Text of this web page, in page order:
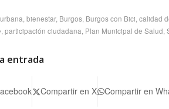
bienestar, Burgos Burgos con Bici calidad
participación ciudadana Plan Municipal de Salud
entrada
Compartir en X Compartir en